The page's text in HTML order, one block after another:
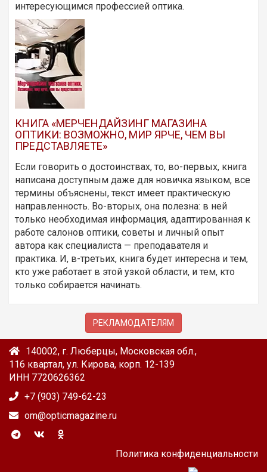
интересующимся профессией оптика.
КНИГА «МЕРЧЕНДАЙЗИНГ МАГАЗИНА
ОПТИКИ: ВОЗМОЖНО, МИР ЯРЧЕ, ЧЕМ ВЫ
ПРЕДСТАВЛЯЕТЕ»
Если говорить о достоинствах, то, во-первых, книга
написана доступным даже для новичка языком, все
термины объяснены, текст имеет практическую
направленность. Во-вторых, она полезна: в ней
только необходимая информация, адаптированная к
работе салонов оптики, советы и личный опыт
автора как специалиста — преподавателя и
практика. И, в-третьих, книга будет интересна и тем,
кто уже работает в этой узкой области, и тем, кто
только собирается начинать.
РЕКЛАМОДАТЕЛЯМ
140002, г. Люберцы, Московская обл.,
116 квартал, ул. Кирова, корп. 12-139
ИНН 7720626362
+7 (903) 749-62-23
om@opticmagazine.ru
Политика конфиденциальности